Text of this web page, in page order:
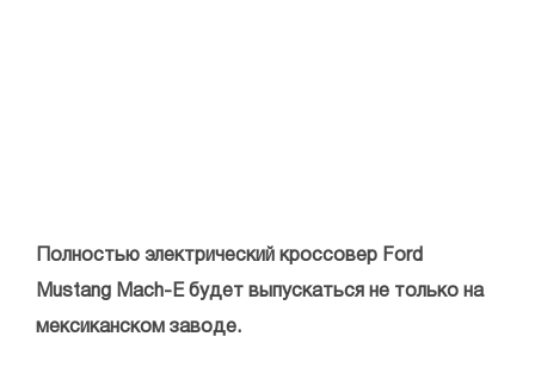
Полностью электрический кроссовер Ford
Mustang Mach-E будет выпускаться не только на
мексиканском заводе.